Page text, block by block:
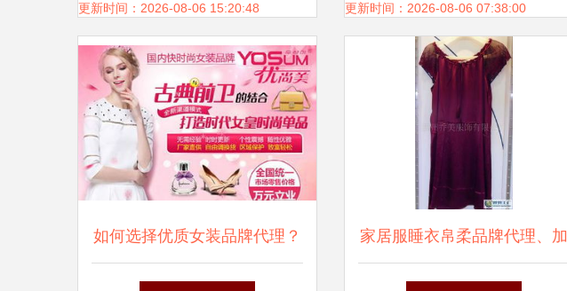
更新时间：2026-08-06 15:20:48 更新时间：2026-08-06 07:38:00
如何选择优质女装品牌代理？ 家居服睡衣帛柔品牌代理、加